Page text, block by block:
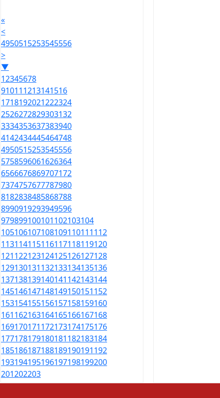
«
<
4950515253545556
>
▼
12345678
910111213141516
1718192021222324
2526272829303132
3334353637383940
4142434445464748
4950515253545556
5758596061626364
6566676869707172
7374757677787980
8182838485868788
8990919293949596
979899100101102103104
105106107108109110111112
113114115116117118119120
121122123124125126127128
129130131132133134135136
137138139140141142143144
145146147148149150151152
153154155156157158159160
161162163164165166167168
169170171172173174175176
177178179180181182183184
185186187188189190191192
193194195196197198199200
201202203